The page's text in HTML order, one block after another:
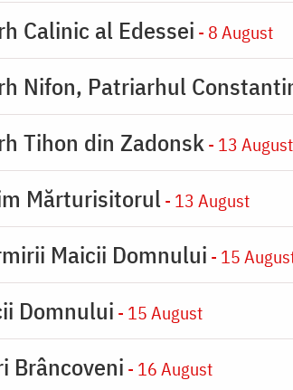
Calinic al Edessei - 8 August
Nifon, Patriarhul
Tihon din Zadonsk - 13 August
Mărturisitorul - 13 August
Maicii Domnului - 15
Domnului - 15 August
Brâncoveni - 16 August